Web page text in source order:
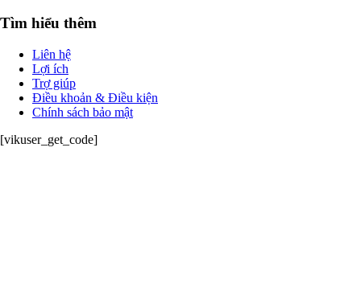
Tìm hiểu thêm
Liên hệ
Lợi ích
Trợ giúp
Điều khoản & Điều kiện
Chính sách bảo mật
[vikuser_get_code]